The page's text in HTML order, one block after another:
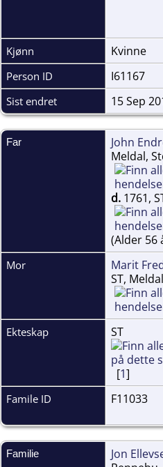
Kjønn Kvinne
Person ID I61167
Sist endret 15 Sep
Far John
Meldal,
d. 1761,
(Alder 56
Mor Marit
ST,
Ekteskap ST
[1]
Famile ID F11033
Familie Jon